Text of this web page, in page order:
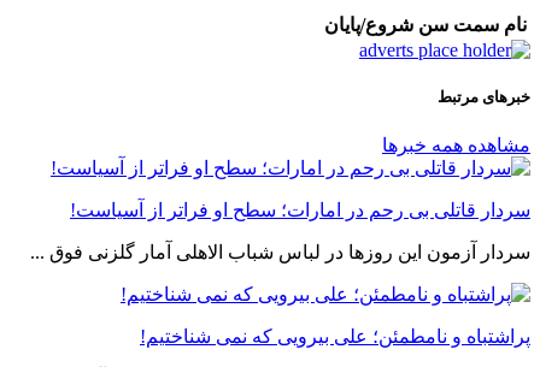
نام سمت سن شروع/پایان
خبرهای مرتبط
مشاهده همه خبرها
سردار قاتلی بی رحم در امارات؛ سطح او فراتر از آسیاست!
سردار آزمون این روزها در لباس شباب الاهلی آمار گلزنی فوق ...
پراشتباه و نامطمئن؛ علی بیرویی که نمی شناختیم!